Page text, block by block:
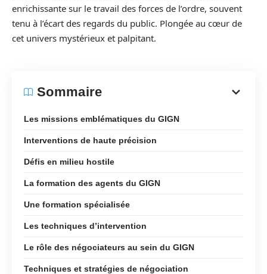
enrichissante sur le travail des forces de l’ordre, souvent
tenu à l’écart des regards du public. Plongée au cœur de
cet univers mystérieux et palpitant.
Sommaire
Les missions emblématiques du GIGN
Interventions de haute précision
Défis en milieu hostile
La formation des agents du GIGN
Une formation spécialisée
Les techniques d’intervention
Le rôle des négociateurs au sein du GIGN
Techniques et stratégies de négociation